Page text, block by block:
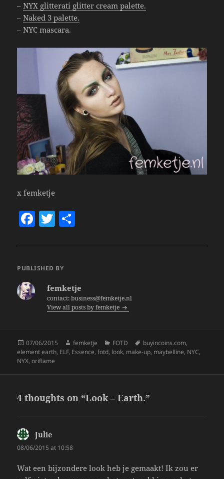
–NYX glitterati glitter cream palette.
–Naked 3 palette.
– NYC mascara.
x femketje
F
a
e
T
w
er
PUBLISHED BY
femketje
contact: business@femketje.nl
View all posts by femketje
Posted
on
07/06/2015 Author
femketje Categories
FOTD Tags
buyincoins.com,
element earth, ELF, Essence,fotd, look, make-up, maybelline, NYC,
NYX,oriflame
4 thoughts on “Look – Earth.”
Julie
08/06/2015 at 10:58
Wat een bijzondere look heb je gemaakt! Ik zou er